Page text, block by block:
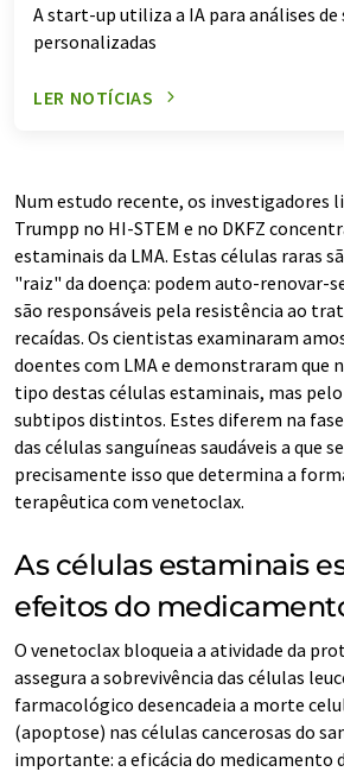
A start-up utiliza a IA para análises de
personalizadas
LER NOTÍCIAS
Num estudo recente, os investigadores
Trumpp no HI-STEM e no DKFZ
estaminais da LMA. Estas células raras
"raiz" da doença: podem auto-renovar-
são responsáveis pela resistência ao
recaídas. Os cientistas examinaram
doentes com LMA e demonstraram que
tipo destas células estaminais, mas
subtipos distintos. Estes diferem na
das células sanguíneas saudáveis a que
precisamente isso que determina a
terapêutica com venetoclax.
As células estaminais
efeitos do
O venetoclax bloqueia a atividade da
assegura a sobrevivência das células
farmacológico desencadeia a morte
(apoptose) nas células cancerosas do
importante: a eficácia do medicamento